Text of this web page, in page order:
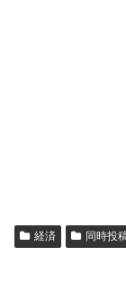
経済 同時投